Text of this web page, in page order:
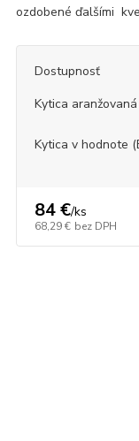
ozdobené ďalšími
Dostupnosť
Kytica aranžovaná
Kytica v hodnote
84 €/ks
68,29 € bez DPH